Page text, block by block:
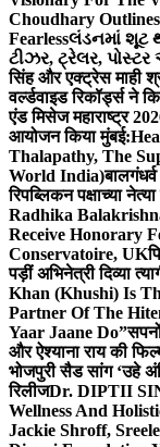
Choudhary
Fearlessલંડનમાં શૂટ
ટીઝર, ટ્રેલર,
सिंह और एक्ट्रेस माही
वर्ल्डवाइड रिकॉर्ड्स ने
एंड मिसेज महाराष्ट्र
आयोजन किया मुंबई:
Thalapathy, The
World India)
रिपब्लिकन पक्षाच्या
Radhika
Receive Honorary
Conservatoire, UK
पड़ीं अभिनेत्री दिव्या
Khan (Khushi) Is
Partner Of The
Yaar Jaane Do”
और ऐश्याना राय की
भोजपुरी सैड सांग ‘उहे
रिलीजDr. DIPTII
Wellness And
Jackie Shroff,